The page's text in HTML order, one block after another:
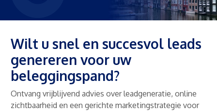
Wilt u snel en succesvol leads
genereren voor uw
beleggingspand?
Ontvang vrijblijvend advies over leadgeneratie, online
zichtbaarheid en een gerichte marketingstrategie voor